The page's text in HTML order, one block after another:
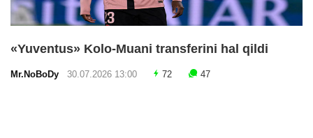
«Yuventus» Kolo-Muani transferini hal qildi
Mr.NoBoDy 30.07.2026 13:00 72 47